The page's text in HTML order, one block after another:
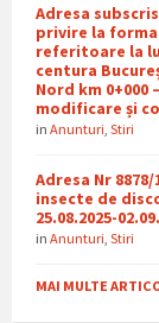
Adresa
privire la
referitoare la
centura
Nord km 0+000
modificare și
in Anunturi Stiri
Adresa Nr
insecte de
25.08.2025-
in Anunturi Stiri
MAI MULTE